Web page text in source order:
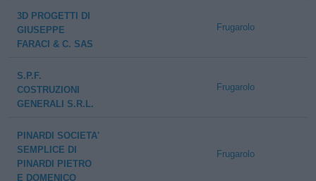
3D PROGETTI DI
GIUSEPPE
FARACI & C. SAS
Frugarolo
S.P.F.
COSTRUZIONI
GENERALI S.R.L.
Frugarolo
PINARDI SOCIETA'
SEMPLICE DI
PINARDI PIETRO
E DOMENICO
Frugarolo